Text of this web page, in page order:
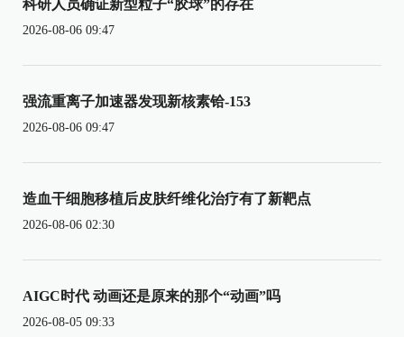
科研人员确证新型粒子“胶球”的存在
2026-08-06 09:47
强流重离子加速器发现新核素铪-153
2026-08-06 09:47
造血干细胞移植后皮肤纤维化治疗有了新靶点
2026-08-06 02:30
AIGC时代 动画还是原来的那个“动画”吗
2026-08-05 09:33